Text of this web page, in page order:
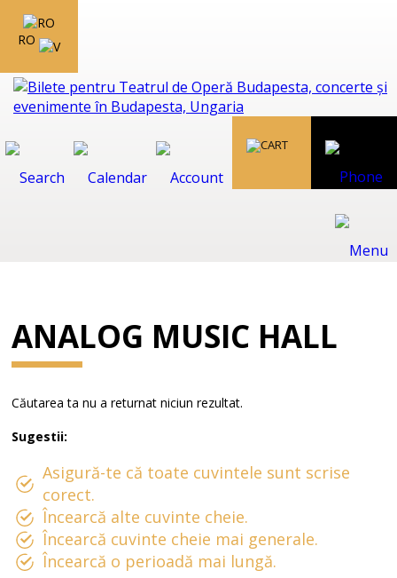
RO
ANALOG MUSIC HALL
Căutarea ta nu a returnat niciun rezultat.
Sugestii:
Asigură-te că toate cuvintele sunt scrise
corect.
Încearcă alte cuvinte cheie.
Încearcă cuvinte cheie mai generale.
Încearcă o perioadă mai lungă.